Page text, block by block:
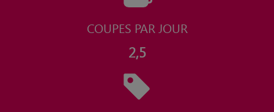
COUPES PAR JOUR
2,5